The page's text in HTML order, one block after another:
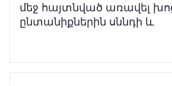
մեջ հայտնված առավել
ընտանիքներին սննդի և